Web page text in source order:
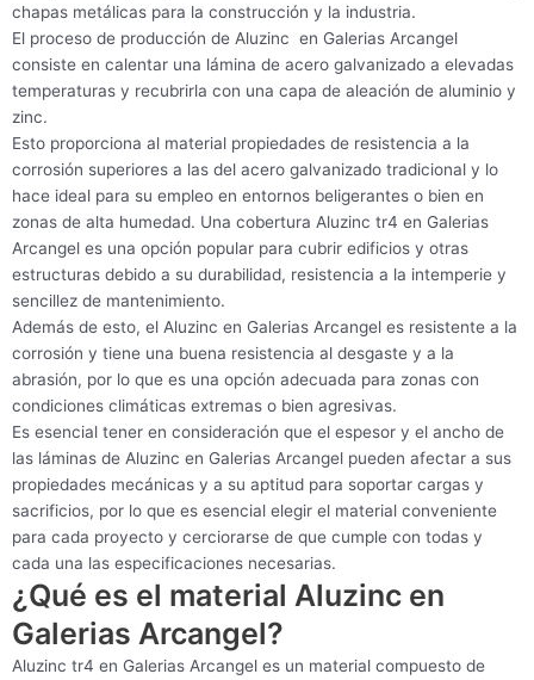
chapas metálicas para la construcción y la industria.
El proceso de producción de Aluzinc en Galerias Arcangel
consiste en calentar una lámina de acero galvanizado a elevadas
temperaturas y recubrirla con una capa de aleación de aluminio y
zinc.
Esto proporciona al material propiedades de resistencia a la
corrosión superiores a las del acero galvanizado tradicional y lo
hace ideal para su empleo en entornos beligerantes o bien en
zonas de alta humedad. Una cobertura Aluzinc tr4 en Galerias
Arcangel es una opción popular para cubrir edificios y otras
estructuras debido a su durabilidad, resistencia a la intemperie y
sencillez de mantenimiento.
Además de esto, el Aluzinc en Galerias Arcangel es resistente a la
corrosión y tiene una buena resistencia al desgaste y a la
abrasión, por lo que es una opción adecuada para zonas con
condiciones climáticas extremas o bien agresivas.
Es esencial tener en consideración que el espesor y el ancho de
las láminas de Aluzinc en Galerias Arcangel pueden afectar a sus
propiedades mecánicas y a su aptitud para soportar cargas y
sacrificios, por lo que es esencial elegir el material conveniente
para cada proyecto y cerciorarse de que cumple con todas y
cada una las especificaciones necesarias.
¿Qué es el material Aluzinc en
Galerias Arcangel?
Aluzinc tr4 en Galerias Arcangel es un material compuesto de